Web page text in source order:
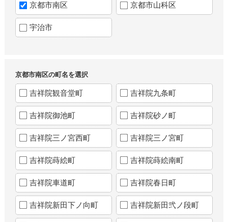
京都市南区 京都市山科区
宇治市
京都市南区の町名を選択
吉祥院観音堂町 吉祥院九条町
吉祥院御池町 吉祥院砂ノ町
吉祥院三ノ宮西町 吉祥院三ノ宮町
吉祥院蒔絵町 吉祥院蒔絵南町
吉祥院車道町 吉祥院春日町
吉祥院新田下ノ向町 吉祥院新田弐ノ段町